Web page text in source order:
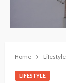
Home Lifestyle
LIFESTYLE